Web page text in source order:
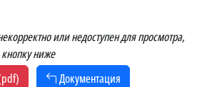
или недоступен для просмотра,
кнопку ниже
Документация